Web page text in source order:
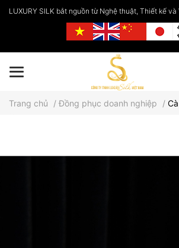
LUXURY SILK bắt nguồn từ Nghệ thuật, Thiết kế và
Trang chủ / Đồng phục doanh nghiệp /